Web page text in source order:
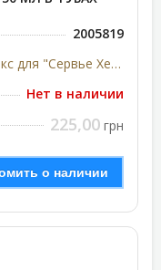
2005819
Странд Косметикс для "Сервье Хелскер", Франция
Нет в наличии
225,00 грн
о наличии